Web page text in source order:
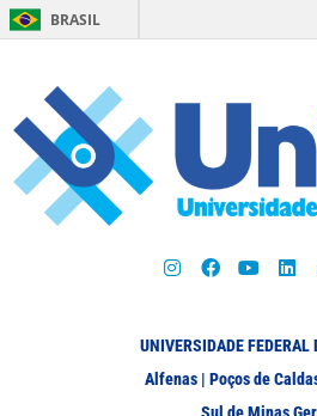
BRASIL
UNIVERSIDADE FEDERAL
Alfenas | Poços de